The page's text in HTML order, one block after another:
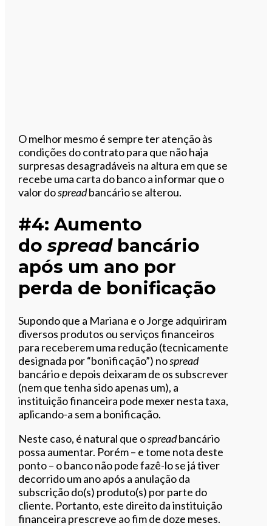
O melhor mesmo é sempre ter atenção às
condições do contrato para que não haja
surpresas desagradáveis na altura em que se
recebe uma carta do banco a informar que o
valor dospreadbancário se alterou.
#4: Aumento
dospreadbancário
após um ano por
perda de bonificação
Supondo que a Mariana e o Jorge adquiriram
diversos produtos ou serviços financeiros
para receberem uma redução (tecnicamente
designada por “bonificação”) nospread
bancário e depois deixaram de os subscrever
(nem que tenha sido apenas um), a
instituição financeira pode mexer nesta taxa,
aplicando-a sem a bonificação.
Neste caso, é natural que ospreadbancário
possa aumentar. Porém – e tome nota deste
ponto – o banco não pode fazê-lo se já tiver
decorrido um ano após a anulação da
subscrição do(s) produto(s) por parte do
cliente. Portanto, este direito da instituição
financeira prescreve ao fim de doze meses.